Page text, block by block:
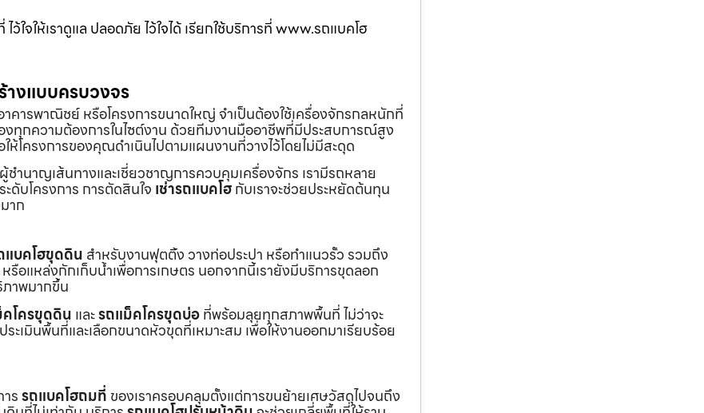
จให้เราดูแล ปลอดภัย ไว้ใจได้ เรียกใช้บริการที่ www.รถแบคโฮ
างแบบครบวงจร
คารพาณิชย์ หรือโครงการขนาดใหญ่ จำเป็นต้องใช้เครื่องจักรกลหนักที่
งทุกความต้องการในไซต์งาน ด้วยทีมงานมืออาชีพที่มีประสบการณ์สูง
ห้โครงการของคุณดำเนินไปตามแผนงานที่วางไว้โดยไม่มีสะดุด
ำนาญเส้นทางและเชี่ยวชาญการควบคุมเครื่องจักร เรามีรถหลาย
ดับโครงการ การตัดสินใจ เช่ารถแบคโฮกับเราจะช่วยประหยัดต้นทุน
าก
แบคโฮขุดดิน สำหรับงานฟุตติ้ง วางท่อประปา หรือทำแนวรั้ว รวมถึง
รือแหล่งกักเก็บน้ำเพื่อการเกษตร นอกจากนี้เรายังมีบริการขุดลอก
ภาพมากขึ้น
โครขุดดิน และรถแม็คโครขุดบ่อที่พร้อมลุยทุกสภาพพื้นที่ ไม่ว่าจะ
เมินพื้นที่และเลือกขนาดหัวขุดที่เหมาะสม เพื่อให้งานออกมาเรียบร้อย
รรถแบคโฮถมที่ ของเราครอบคลุมตั้งแต่การขนย้ายเศษวัสดุไปจนถึง